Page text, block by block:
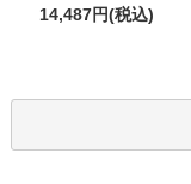
14,487円(税込)